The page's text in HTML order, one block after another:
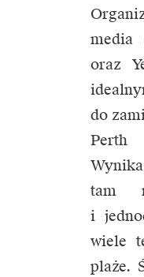
media
oraz
do
Perth
tam
i
wiele
plaże.